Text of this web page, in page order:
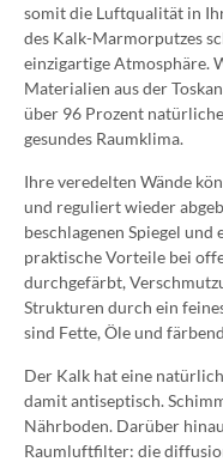
somit die Luftqualität in
des Kalk-Marmorputzes
einzigartige Atmosphäre.
Materialien aus der
über 96 Prozent
gesundes Raumklima.
Ihre veredelten Wände
und reguliert wieder
beschlagenen Spiegel
praktische Vorteile bei
durchgefärbt,
Strukturen durch ein
sind Fette, Öle und
Der Kalk hat eine
damit antiseptisch.
Nährboden. Darüber
Raumluftfilter: die